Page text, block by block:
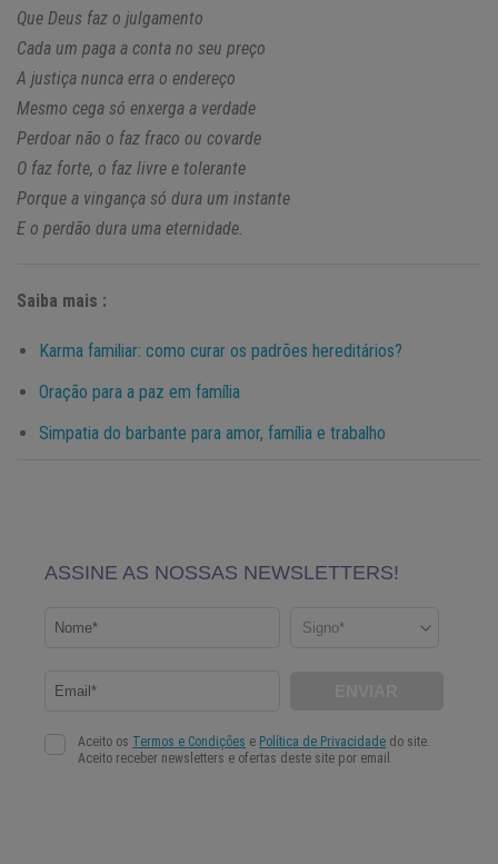
Que Deus faz o julgamento
Cada um paga a conta no seu preço
A justiça nunca erra o endereço
Mesmo cega só enxerga a verdade
Perdoar não o faz fraco ou covarde
O faz forte, o faz livre e tolerante
Porque a vingança só dura um instante
E o perdão dura uma eternidade.
Saiba mais :
Karma familiar: como curar os padrões hereditários?
Oração para a paz em família
Simpatia do barbante para amor, família e trabalho